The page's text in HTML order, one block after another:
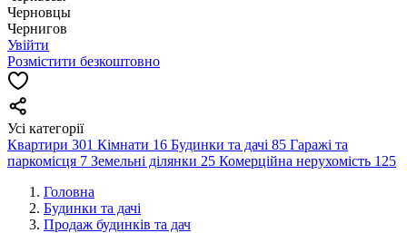
Чернoвцы
Чернигов
Увійти
Розмістити безкоштовно
Усі категорії
Квартири 301 Кімнати 16 Будинки та дачі 85 Гаражі та
паркомісця 7 Земельні ділянки 25 Комерційна нерухомість 125
Головна
Будинки та дачі
Продаж будинків та дач